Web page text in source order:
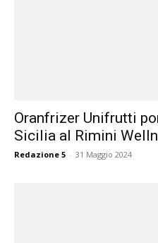
Oranfrizer Unifrutti
Sicilia al Rimini
Redazione 5 - 31 Maggio 2024